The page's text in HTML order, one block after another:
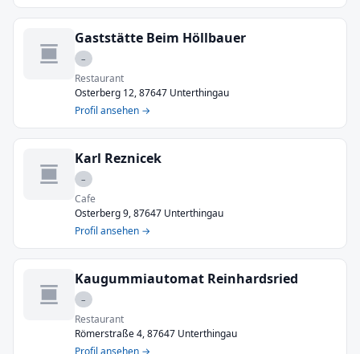
Gaststätte Beim Höllbauer
–
Restaurant
Osterberg 12, 87647 Unterthingau
Profil ansehen →
Karl Reznicek
–
Cafe
Osterberg 9, 87647 Unterthingau
Profil ansehen →
Kaugummiautomat Reinhardsried
–
Restaurant
Römerstraße 4, 87647 Unterthingau
Profil ansehen →